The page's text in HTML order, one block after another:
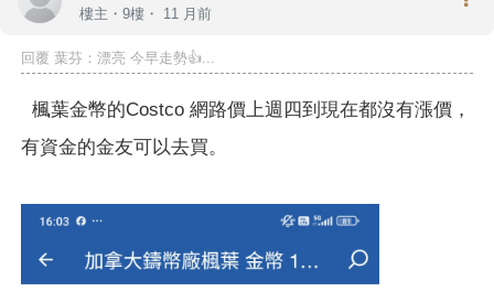
樓主 ・9樓・ 11 月前
回覆 葉芬：漂亮 今早走勢👍...
楓葉金幣的Costco 網路價上週四到現在都沒有漲價，
有資金的金友可以去買。